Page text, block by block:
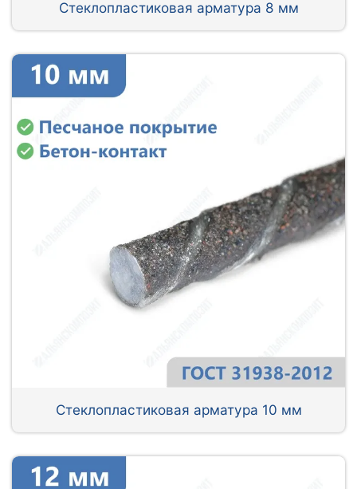
Стеклопластиковая арматура 8 мм
Стеклопластиковая арматура 10 мм